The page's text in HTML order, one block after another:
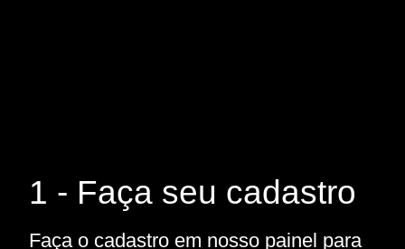
1 - Faça seu cadastro
Faça o cadastro em nosso painel para